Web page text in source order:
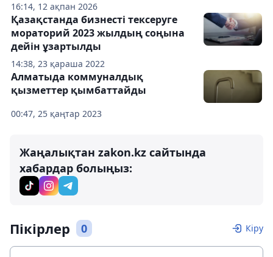
16:14, 12 ақпан 2026
14:38, 23 қараша 2022
Қазақстанда бизнесті тексеруге
мораторий 2023 жылдың соңына
дейін ұзартылды
00:47, 25 қаңтар 2023
Алматыда коммуналдық
қызметтер қымбаттайды
Жаңалықтан zakon.kz сайтында
хабардар болыңыз:
Пікірлер 0 Кіру